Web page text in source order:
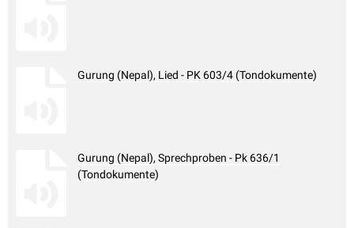
Gurung (Nepal), Lied - PK 603/4 (Tondokumente)
Gurung (Nepal), Sprechproben - Pk 636/1
(Tondokumente)